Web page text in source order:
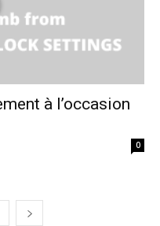
à l’occasion
0